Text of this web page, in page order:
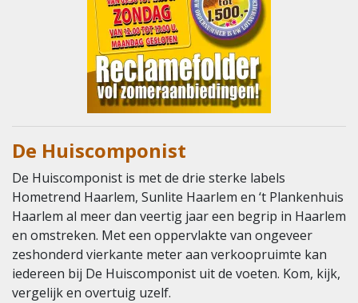
De Huiscomponist
De Huiscomponist is met de drie sterke labels
Hometrend Haarlem, Sunlite Haarlem en ‘t Plankenhuis
Haarlem al meer dan veertig jaar een begrip in Haarlem
en omstreken. Met een oppervlakte van ongeveer
zeshonderd vierkante meter aan verkoopruimte kan
iedereen bij De Huiscomponist uit de voeten. Kom, kijk,
vergelijk en overtuig uzelf.